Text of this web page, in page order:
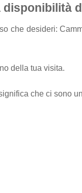
che desideri:
della tua visita.
significa che ci